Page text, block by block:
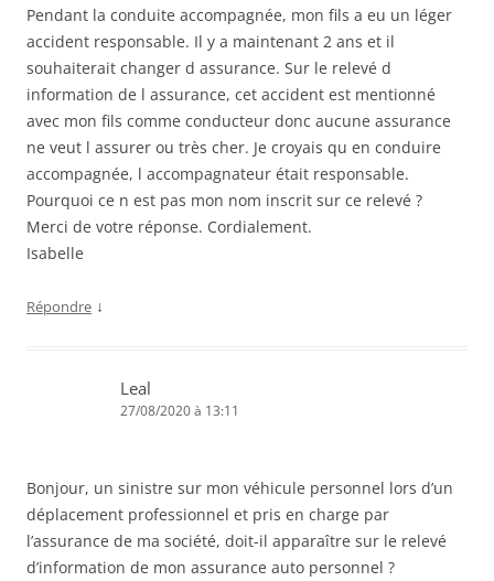
Pendant la conduite accompagnée, mon fils a eu un léger
accident responsable. Il y a maintenant 2 ans et il
souhaiterait changer d assurance. Sur le relevé d
information de l assurance, cet accident est mentionné
avec mon fils comme conducteur donc aucune assurance
ne veut l assurer ou très cher. Je croyais qu en conduire
accompagnée, l accompagnateur était responsable.
Pourquoi ce n est pas mon nom inscrit sur ce relevé ?
Merci de votre réponse. Cordialement.
Isabelle
Répondre ↓
Leal
27/08/2020 à 13:11
Bonjour, un sinistre sur mon véhicule personnel lors d’un
déplacement professionnel et pris en charge par
l’assurance de ma société, doit-il apparaître sur le relevé
d’information de mon assurance auto personnel ?